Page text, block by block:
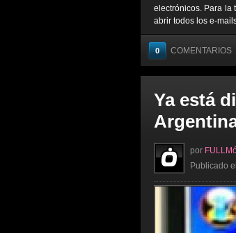
electrónicos. Para la
abrir todos los e-
0 COMENTARIOS
Ya está
por
Publicado